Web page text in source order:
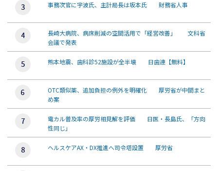
事務次官に宇波氏、主計局長は坂本氏 財務省人事
長崎大病院、病床削減の空間活用で「経営改善」 文科省
会議で発表
熊本地震、歯科診52施設が全半壊 日歯連【無料】
OTC類似薬、追加負担の例外を明確化 厚労省が中間まと
め案
電カル普及率の厚労相見解を評価 日医・長島氏、「方向
性同じ」
ヘルスケアAX・DX推進へ司令塔設置 厚労省